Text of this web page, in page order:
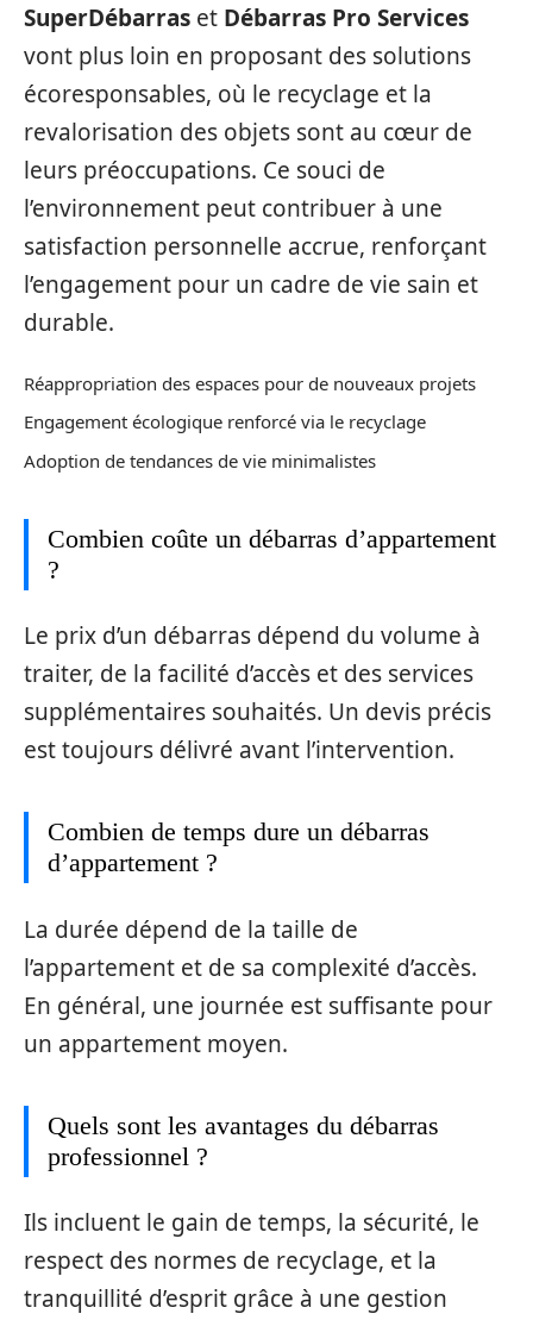
SuperDébarras et Débarras Pro Services
vont plus loin en proposant des solutions
écoresponsables, où le recyclage et la
revalorisation des objets sont au cœur de
leurs préoccupations. Ce souci de
l’environnement peut contribuer à une
satisfaction personnelle accrue, renforçant
l’engagement pour un cadre de vie sain et
durable.
Réappropriation des espaces pour de nouveaux projets
Engagement écologique renforcé via le recyclage
Adoption de tendances de vie minimalistes
Combien coûte un débarras d’appartement
?
Le prix d’un débarras dépend du volume à
traiter, de la facilité d’accès et des services
supplémentaires souhaités. Un devis précis
est toujours délivré avant l’intervention.
Combien de temps dure un débarras
d’appartement ?
La durée dépend de la taille de
l’appartement et de sa complexité d’accès.
En général, une journée est suffisante pour
un appartement moyen.
Quels sont les avantages du débarras
professionnel ?
Ils incluent le gain de temps, la sécurité, le
respect des normes de recyclage, et la
tranquillité d’esprit grâce à une gestion